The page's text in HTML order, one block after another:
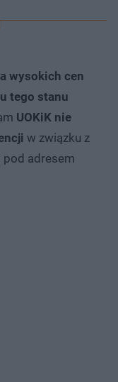
wysokich cen
tego stanu
UOKiK nie
w związku z
pod adresem